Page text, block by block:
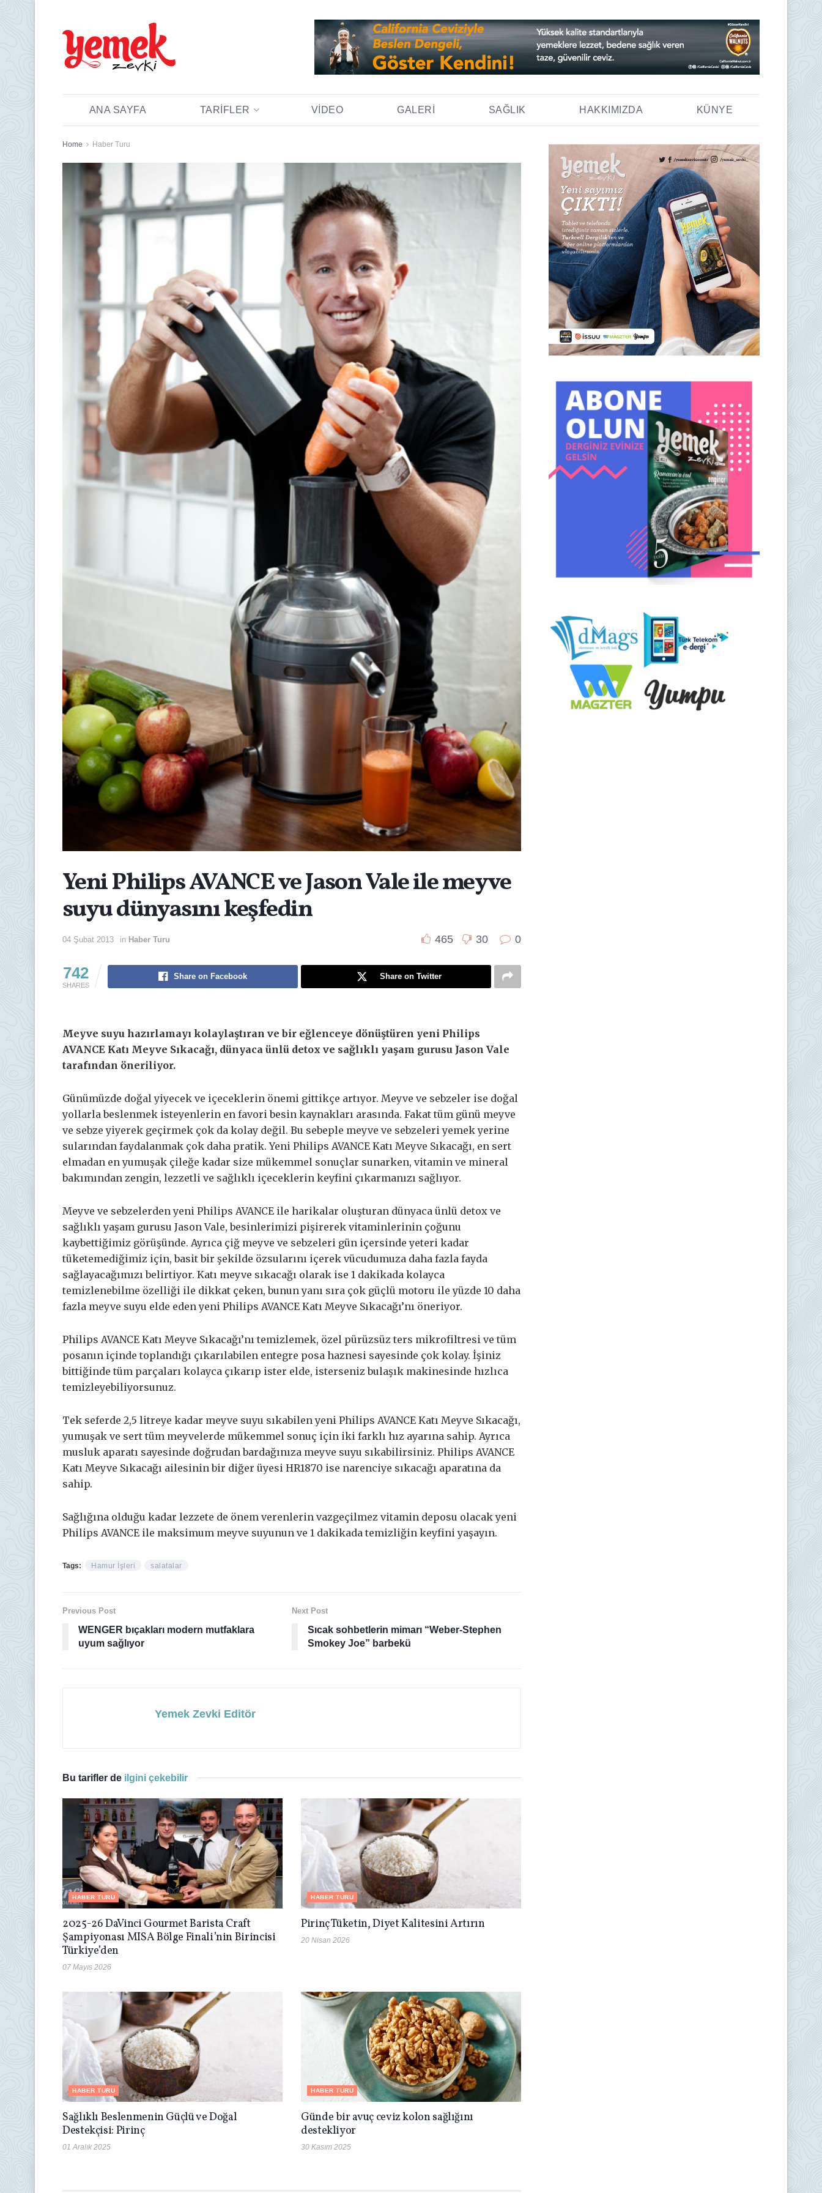
ANA SAYFA TARIFLER VIDEO GALERI SAĞLIK HAKKIMIZDA KÜNYE
Home Haber Turu
Yeni Philips AVANCE ve Jason Vale ile meyve
suyu dünyasını keşfedin
04 Şubat 2013 in Haber Turu 465 30 0
742
SHARES
Share on Facebook Share on Twitter
Meyve suyu hazırlamayı kolaylaştıran ve bir eğlenceye dönüştüren yeni Philips
AVANCE Katı Meyve Sıkacağı, dünyaca ünlü detox ve sağlıklı yaşam gurusu Jason Vale
tarafından öneriliyor.
Günümüzde doğal yiyecek ve içeceklerin önemi gittikçe artıyor. Meyve ve sebzeler ise doğal
yollarla beslenmek isteyenlerin en favori besin kaynakları arasında. Fakat tüm günü meyve
ve sebze yiyerek geçirmek çok da kolay değil. Bu sebeple meyve ve sebzeleri yemek yerine
sularından faydalanmak çok daha pratik. Yeni Philips AVANCE Katı Meyve Sıkacağı, en sert
elmadan en yumuşak çileğe kadar size mükemmel sonuçlar sunarken, vitamin ve mineral
bakımından zengin, lezzetli ve sağlıklı içeceklerin keyfini çıkarmanızı sağlıyor.
Meyve ve sebzelerden yeni Philips AVANCE ile harikalar oluşturan dünyaca ünlü detox ve
sağlıklı yaşam gurusu Jason Vale, besinlerimizi pişirerek vitaminlerinin çoğunu
kaybettiğimiz görüşünde. Ayrıca çiğ meyve ve sebzeleri gün içersinde yeteri kadar
tüketemediğimiz için, basit bir şekilde özsularını içerek vücudumuza daha fazla fayda
sağlayacağımızı belirtiyor. Katı meyve sıkacağı olarak ise 1 dakikada kolayca
temizlenebilme özelliği ile dikkat çeken, bunun yanı sıra çok güçlü motoru ile yüzde 10 daha
fazla meyve suyu elde eden yeni Philips AVANCE Katı Meyve Sıkacağı’nı öneriyor.
Philips AVANCE Katı Meyve Sıkacağı’nı temizlemek, özel pürüzsüz ters mikrofiltresi ve tüm
posanın içinde toplandığı çıkarılabilen entegre posa haznesi sayesinde çok kolay. İşiniz
bittiğinde tüm parçaları kolayca çıkarıp ister elde, isterseniz bulaşık makinesinde hızlıca
temizleyebiliyorsunuz.
Tek seferde 2,5 litreye kadar meyve suyu sıkabilen yeni Philips AVANCE Katı Meyve Sıkacağı,
yumuşak ve sert tüm meyvelerde mükemmel sonuç için iki farklı hız ayarına sahip. Ayrıca
musluk aparatı sayesinde doğrudan bardağınıza meyve suyu sıkabilirsiniz. Philips AVANCE
Katı Meyve Sıkacağı ailesinin bir diğer üyesi HR1870 ise narenciye sıkacağı aparatına da
sahip.
Sağlığına olduğu kadar lezzete de önem verenlerin vazgeçilmez vitamin deposu olacak yeni
Philips AVANCE ile maksimum meyve suyunun ve 1 dakikada temizliğin keyfini yaşayın.
Tags: Hamur İşleri salatalar
Previous Post
WENGER bıçakları modern mutfaklara
uyum sağlıyor
Next Post
Sıcak sohbetlerin mimarı “Weber-Stephen
Smokey Joe” barbekü
Yemek Zevki Editör
Bu tarifler de ilgini çekebilir
HABER TURU
2025-26 DaVinci Gourmet Barista Craft
Şampiyonası MISA Bölge Finali’nin Birincisi
Türkiye’den
07 Mayıs 2026
HABER TURU
Pirinç Tüketin, Diyet Kalitesini Artırın
20 Nisan 2026
HABER TURU
Sağlıklı Beslenmenin Güçlü ve Doğal
Destekçisi: Pirinç
01 Aralık 2025
HABER TURU
Günde bir avuç ceviz kolon sağlığını
destekliyor
30 Kasım 2025